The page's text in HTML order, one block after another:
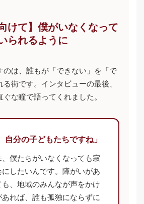
けて】僕がいなくなって
られるように
のは、誰もが「できない」を「で
街です。インタビューの最後、
な瞳で語ってくれました。
自分の子どもたちですね」
、僕たちがいなくなっても寂
にしたいんです。障がいがあ
、地域のみんなが声をかけ
れば、誰も孤独にならずに